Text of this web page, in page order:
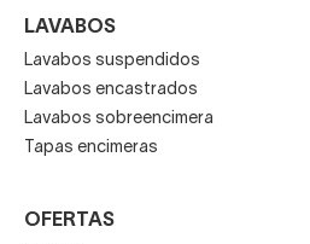
LAVABOS
Lavabos suspendidos
Lavabos encastrados
Lavabos sobreencimera
Tapas encimeras
OFERTAS